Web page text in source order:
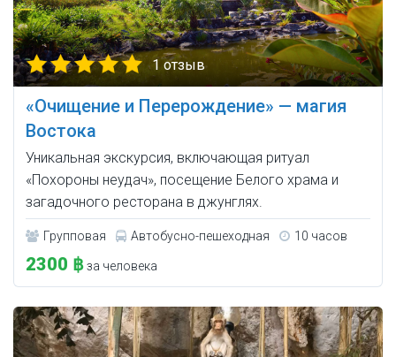
1 отзыв
«Очищение и Перерождение» — магия
Востока
Уникальная экскурсия, включающая ритуал
«Похороны неудач», посещение Белого храма и
загадочного ресторана в джунглях.
Групповая Автобусно-пешеходная 10 часов
2300 ฿за человека